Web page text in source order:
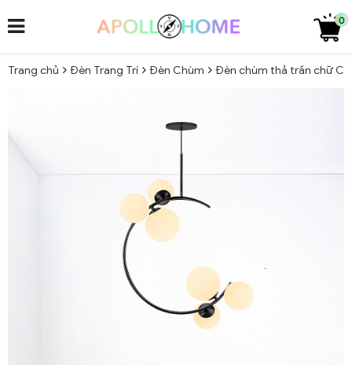
0
Trang chủ Đèn Trang Trí Đèn Chùm Đèn chùm thả trần chữ C